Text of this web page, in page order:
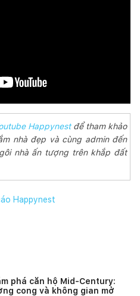
Happynestđể tham khảo
nhà đẹp và cùng admin đến
nhà ấn tượng trên khắp đất
phá căn hộ Mid-Century:
cong và không gian mở